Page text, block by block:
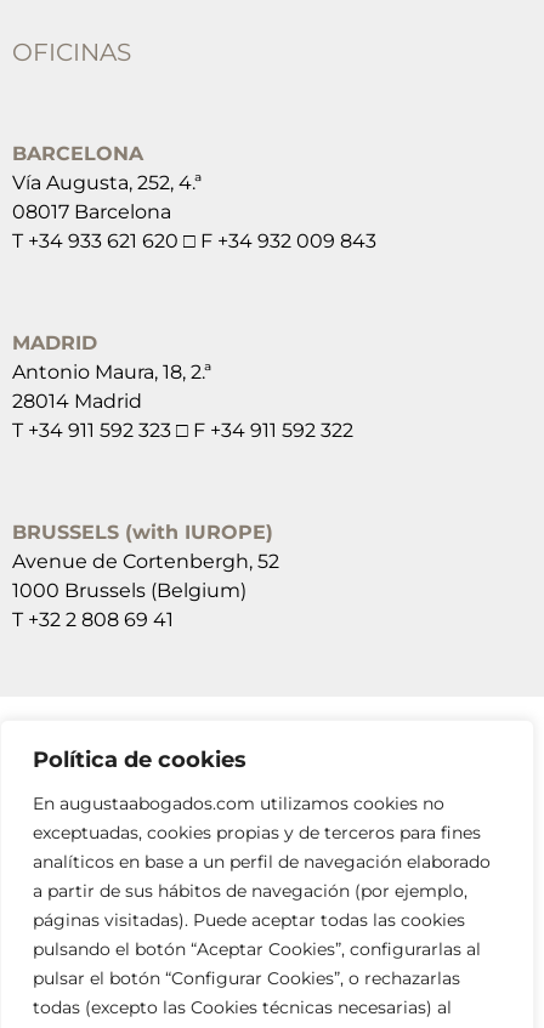
Política de cookies
En augustaabogados.com utilizamos cookies no
exceptuadas, cookies propias y de terceros para fines
analíticos en base a un perfil de navegación elaborado
a partir de sus hábitos de navegación (por ejemplo,
páginas visitadas). Puede aceptar todas las cookies
pulsando el botón “Aceptar Cookies”, configurarlas al
pulsar el botón “Configurar Cookies”, o rechazarlas
todas (excepto las Cookies técnicas necesarias) al
OFICINAS
BARCELONA
Vía Augusta, 252, 4.ª
08017 Barcelona
T +34 933 621 620 □ F +34 932 009 843
MADRID
Antonio Maura, 18, 2.ª
28014 Madrid
T +34 911 592 323 □ F +34 911 592 322
BRUSSELS (with IUROPE)
Avenue de Cortenbergh, 52
1000 Brussels (Belgium)
T +32 2 808 69 41
SUSCRÍBETE A NUESTRAS NEWSLETTERS
RELLENA EL FORMULARIO
info@augustaabogados.com